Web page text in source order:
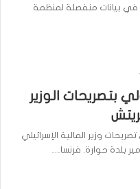
في بيانات منفصلة لمنظمة
بتصريحات الوزير
وزير المالية الإسرائيلي
بلدة حوارة. فرنسا…